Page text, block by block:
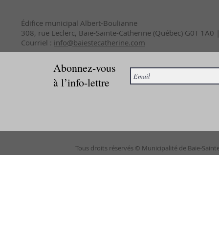
Édifice municipal Albert-Boulianne
308, rue Leclerc, Baie-Sainte-Catherine (Québec) G0T
Courriel : info@baiestecatherine.com
Abonnez-vous
à l’info-lettre
Tous droits réservés © Municipalité de Baie-